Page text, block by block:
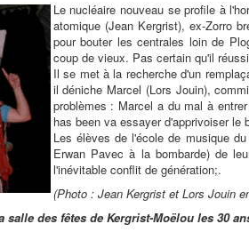
Le nucléaire nouveau se profile à
atomique (Jean Kergrist), ex-Zorro
pour bouter les centrales loin de
coup de vieux. Pas certain qu'il
Il se met à la recherche d'un
il déniche Marcel (Lors Jouin),
problèmes : Marcel a du mal à
has been va essayer d'apprivoiser le
Les élèves de l'école de musique
Erwan Pavec à la bombarde) de
l'inévitable conflit de génération;.
(Photo : Jean Kergrist et Lors Jouin
salle des fêtes de Kergrist-Moëloules 30